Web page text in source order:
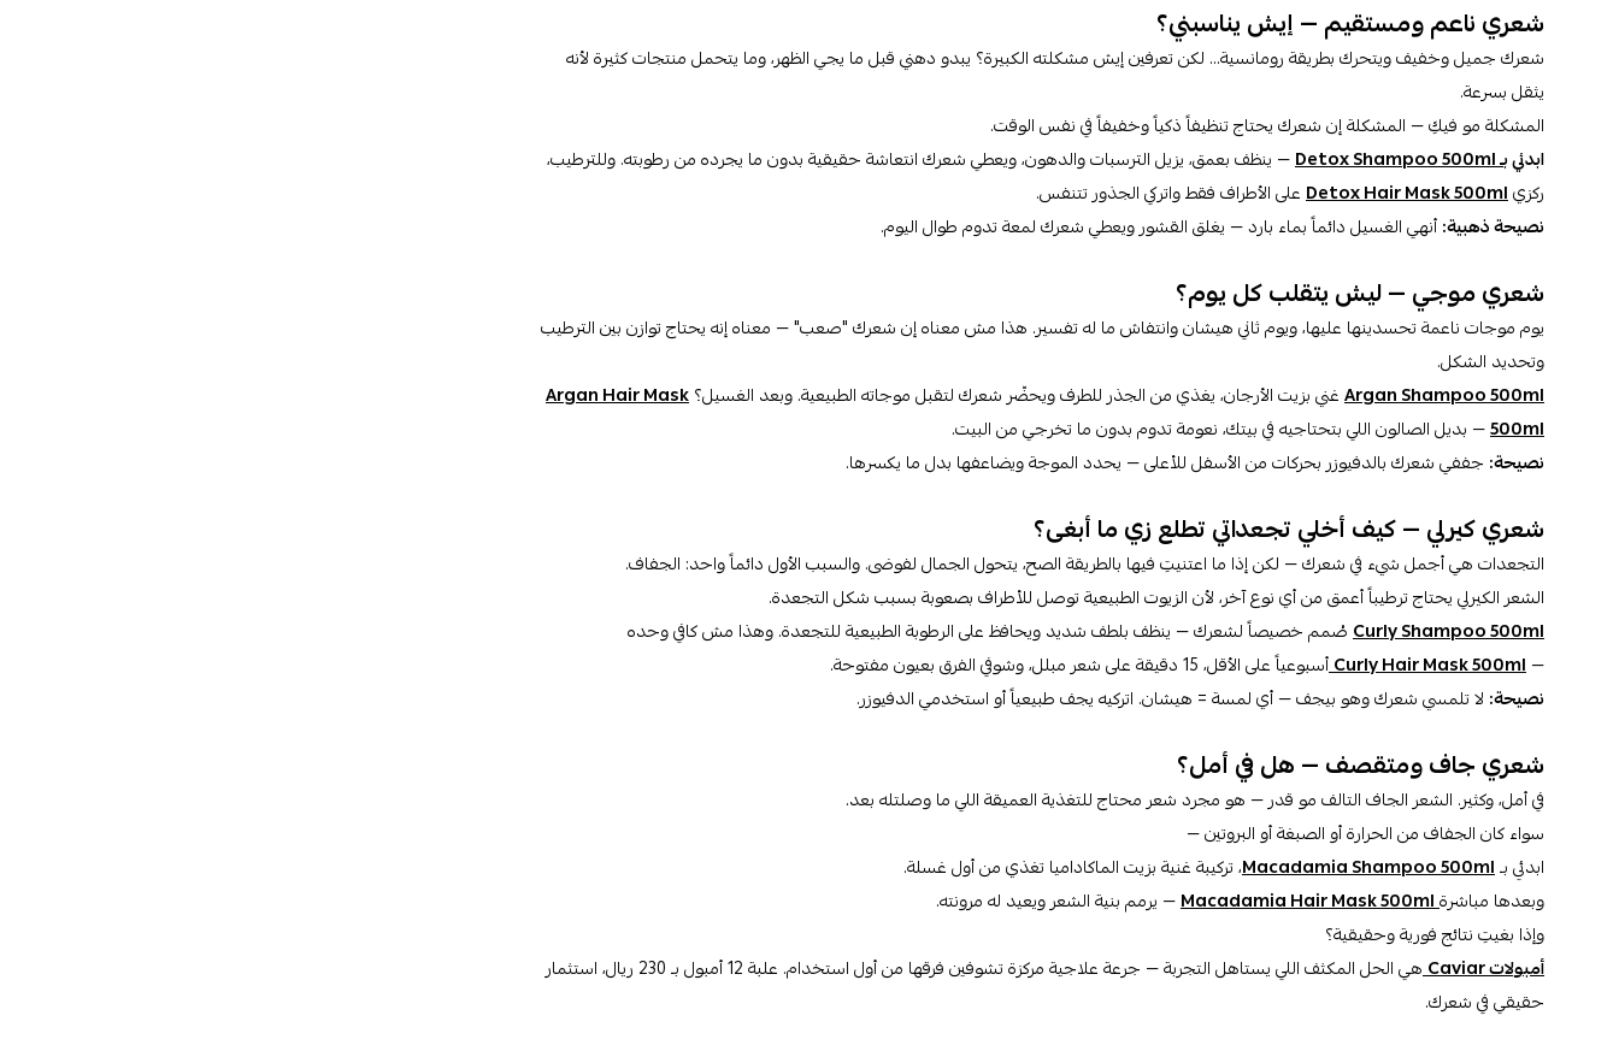
شعري ناعم ومستقيم — إيش يناسبني؟
شعرك جميل وخفيف ويتحرك بطريقة رومانسية... لكن تعرفين إيش مشكلته الكبيرة؟ يبدو دهني قبل ما يجي الظهر، وما يتحمل منتجات كثيرة لأنه
يثقل بسرعة.
المشكلة مو فيكِ — المشكلة إن شعرك يحتاج تنظيفاً ذكياً وخفيفاً في نفس الوقت.
ابدئي بـ Detox Shampoo 500ml
— ينظف بعمق، يزيل الترسبات والدهون، ويعطي شعرك انتعاشة حقيقية بدون ما يجرده من رطوبته. وللترطيب،
ركزيDetox Hair Mask 500mlعلى الأطراف فقط واتركي الجذور تتنفس.
نصيحة ذهبية:أنهي الغسيل دائماً بماء بارد — يغلق القشور ويعطي شعرك لمعة تدوم طوال اليوم.
شعري موجي — ليش يتقلب كل يوم؟
يوم موجات ناعمة تحسدينها عليها، ويوم ثاني هيشان وانتفاش ما له تفسير. هذا مش معناه إن شعرك "صعب" — معناه إنه يحتاج توازن بين الترطيب
وتحديد الشكل.
Argan Shampoo 500mlغني بزيت الأرجان، يغذي من الجذر للطرف ويحضّر شعرك لتقبل موجاته الطبيعية. وبعد الغسيل؟Argan Hair Mask
500ml— بديل الصالون اللي بتحتاجيه في بيتك، نعومة تدوم بدون ما تخرجي من البيت.
نصيحة: جففي شعرك بالدفيوزر بحركات من الأسفل للأعلى — يحدد الموجة ويضاعفها بدل ما يكسرها.
شعري كيرلي — كيف أخلي تجعداتي تطلع زي ما أبغى؟
التجعدات هي أجمل شيء في شعرك — لكن إذا ما اعتنيتِ فيها بالطريقة الصح، يتحول الجمال لفوضى. والسبب الأول دائماً واحد: الجفاف.
الشعر الكيرلي يحتاج ترطيباً أعمق من أي نوع آخر، لأن الزيوت الطبيعية توصل للأطراف بصعوبة بسبب شكل التجعدة.
Curly Shampoo 500mlصُمم خصيصاً لشعرك — ينظف بلطف شديد ويحافظ على الرطوبة الطبيعية للتجعدة. وهذا مش كافي وحده
—
Curly Hair Mask 500mlأسبوعياً على الأقل، 15 دقيقة على شعر مبلل، وشوفي الفرق بعيون مفتوحة.
نصيحة: لا تلمسي شعرك وهو بيجف — أي لمسة = هيشان. اتركيه يجف طبيعياً أو استخدمي الدفيوزر.
شعري جاف ومتقصف — هل في أمل؟
في أمل، وكثير. الشعر الجاف التالف مو قدر — هو مجرد شعر محتاج للتغذية العميقة اللي ما وصلتله بعد.
سواء كان الجفاف من الحرارة أو الصبغة أو البروتين —
ابدئي بـMacadamia Shampoo 500ml، تركيبة غنية بزيت الماكاداميا تغذي من أول غسلة.
وبعدها مباشرةMacadamia Hair Mask 500ml— يرمم بنية الشعر ويعيد له مرونته.
وإذا بغيتِ نتائج فورية وحقيقية؟
أمبولات Caviar
هي الحل المكثف اللي يستاهل التجربة — جرعة علاجية مركزة تشوفين فرقها من أول استخدام. علبة 12 أمبول بـ 230 ريال، استثمار
حقيقي في شعرك.